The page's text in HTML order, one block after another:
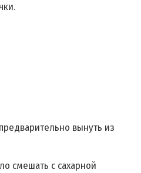
вынуть из
смешать с сахарной